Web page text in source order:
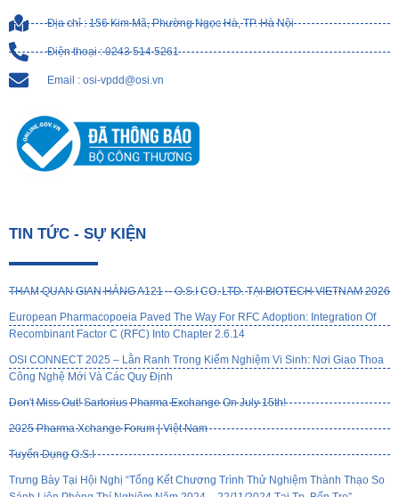
Địa chỉ : 156 Kim Mã, Phường Ngọc Hà, TP. Hà Nội
Điện thoại : 0243 514 5261
Email : osi-vpdd@osi.vn
TIN TỨC - SỰ KIỆN
THAM QUAN GIAN HÀNG A121 – O.S.I CO. LTD. TẠI BIOTECH VIETNAM 2026
European Pharmacopoeia Paved The Way For RFC Adoption: Integration Of
Recombinant Factor C (rFC) Into Chapter 2.6.14
OSI CONNECT 2025 – Lằn Ranh Trong Kiểm Nghiệm Vi Sinh: Nơi Giao Thoa
Công Nghệ Mới Và Các Quy Định
Don't Miss Out! Sartorius Pharma Exchange On July 15th!
2025 Pharma Xchange Forum | Việt Nam
Tuyển Dụng O.S.I
Trưng Bày Tại Hội Nghị “Tổng Kết Chương Trình Thử Nghiệm Thành Thạo So